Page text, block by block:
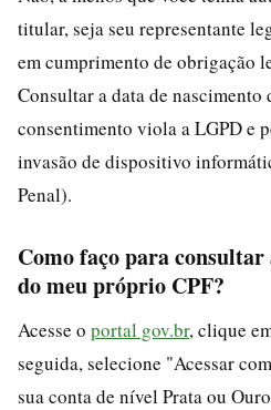
titular, seja seu representante
em cumprimento de obrigação
Consultar a data de nascimento
consentimento viola a LGPD e
invasão de dispositivo
Penal).
Como faço para
do meu próprio CPF?
Acesse o portal gov.br, clique
seguida, selecione "Acessar
sua conta de nível Prata ou